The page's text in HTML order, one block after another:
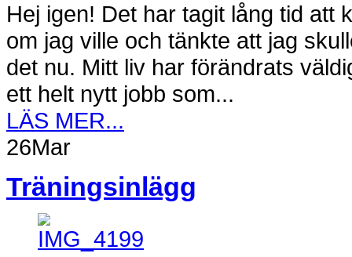
Hej igen! Det har tagit lång tid att
om jag ville och tänkte att jag
det nu. Mitt liv har förändrats
ett helt nytt jobb som...
LÄS MER...
26Mar
Träningsinlägg